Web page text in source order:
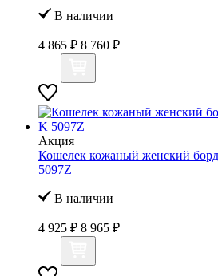
В наличии
4 865 ₽ 8 760 ₽
Акция
Кошелек кожаный женский
5097Z
В наличии
4 925 ₽ 8 965 ₽